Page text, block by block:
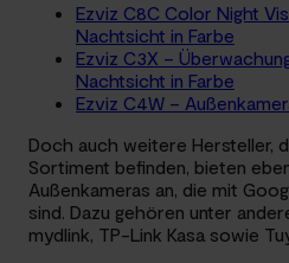
Ezviz C8C Color Night
Nachtsicht in Farbe
Ezviz C3X –
Nachtsicht in Farbe
Ezviz C4W –
Doch auch weitere Hersteller,
Sortiment befinden, bieten
Außenkameras an, die mit
sind. Dazu gehören unter
mydlink, TP-Link Kasa sowie